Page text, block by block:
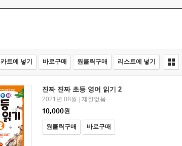
카트에 넣기 바로구매 원클릭구매 리스트에 넣기
진짜 진짜 초등 영어 읽기 2
2021년 08월 | 제한없음
10,000원
원클릭구매 바로구매